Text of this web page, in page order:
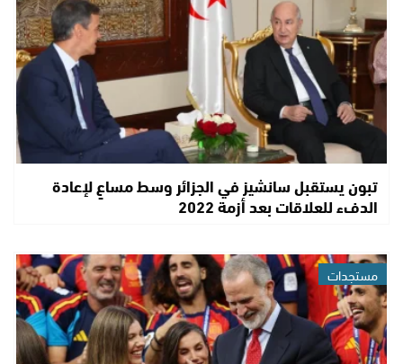
تبون يستقبل سانشيز في الجزائر وسط مساعٍ لإعادة
الدفء للعلاقات بعد أزمة 2022
مستجدات